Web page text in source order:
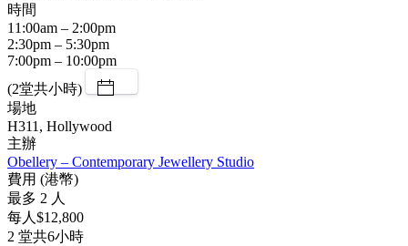
時間
11:00am – 2:00pm
2:30pm – 5:30pm
7:00pm – 10:00pm
(2堂共小時)
場地
H311, Hollywood
主辦
Obellery – Contemporary Jewellery Studio
費用 (港幣)
最多 2 人
每人$12,800
2 堂共6小時